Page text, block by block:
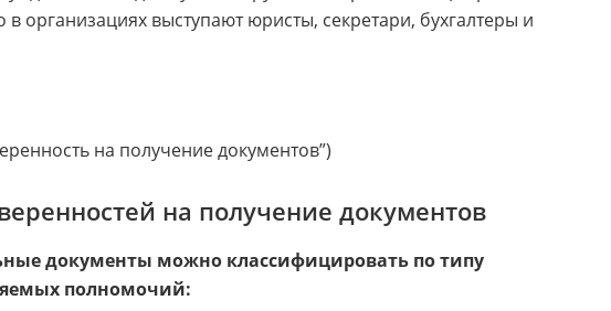
в организациях выступают юристы, секретари, бухгалтеры и
на получение документов”)
на получение документов
документы можно классифицировать по типу
полномочий: